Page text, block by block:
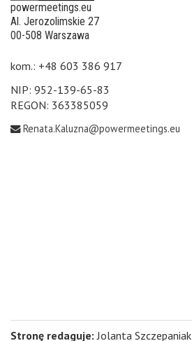
powermeetings.eu
Al. Jerozolimskie 27
00-508 Warszawa
kom.: +48 603 386 917
NIP: 952-139-65-83
REGON: 363385059
Renata.Kaluzna@powermeetings.eu
Stronę redaguje: Jolanta Szczepaniak